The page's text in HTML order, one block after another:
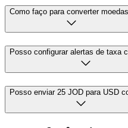
Como faço para converter
Posso configurar alertas de taxa
Posso enviar 25 JOD para USD